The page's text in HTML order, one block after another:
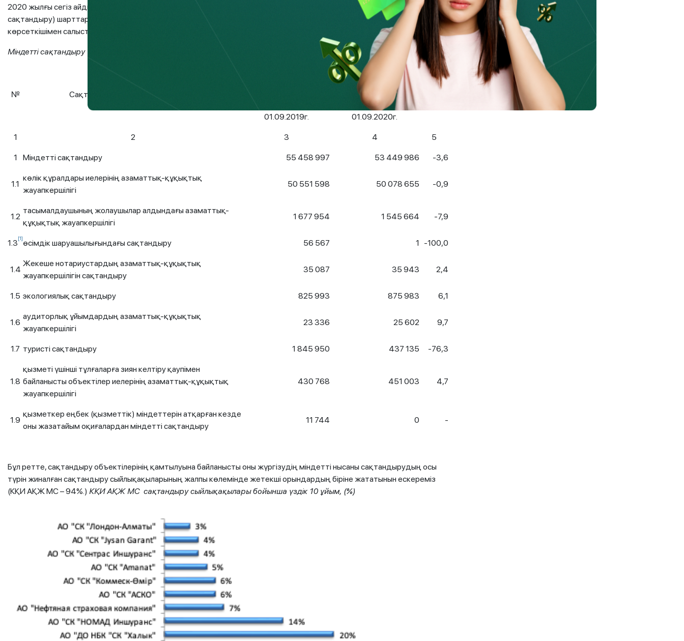
2020 жылғы сегіз айдың қорытындысы бойынша міндетті сақтандыру сыныптары бойынша сақтандыру (қайта
сақтандыру) шарттары бойынша қабылданған сақтандыру сыйлықақыларының жалпы көлемі өткен жылдың ұқсас
көрсеткішімен салыстырғанда 3,6%-ға азайып, 53 450 млн болды.
Міндетті сақтандыру түрлері бойынша сақтандыру сыйлықақыларының түсімі (мың теңге)
№ Сақтандыру сыныптарының атауы
Сақтандыру (қайта сақтандыру) шарттары
бойынша қабылданған сақтандыру
сыйлықақылары
өзгеріс,
01.09.2019г.
01.09.2020г.
1 2 3 4 5
1 Міндетті сақтандыру 55 458 997 53 449 986 -3,6
1.1
көлік құралдары иелерінің азаматтық-құқықтық
жауапкершілігі
50 551 598 50 078 655 -0,9
1.2
тасымалдаушының жолаушылар алдындағы азаматтық-
құқықтық жауапкершілігі
1 677 954 1 545 664 -7,9
1.3[1]өсімдік шаруашылығындағы сақтандыру 56 567 1 -100,0
1.4
Жекеше нотариустардың азаматтық-құқықтық
жауапкершiлiгiн сақтандыру
35 087 35 943 2,4
1.5 экологиялық сақтандыру 825 993 875 983 6,1
1.6
аудиторлық ұйымдардың азаматтық-құқықтық
жауапкершiлiгі
23 336 25 602 9,7
1.7 туристі сақтандыру 1 845 950 437 135 -76,3
1.8
қызметi үшiншi тұлғаларға зиян келтiру қаупiмен
байланысты объектiлер иелерiнiң азаматтық-құқықтық
жауапкершiлiгi
430 768 451 003 4,7
1.9
қызметкер еңбек (қызметтік) міндеттерін атқарған кезде
оны жазатайым оқиғалардан міндетті сақтандыру
11 744 0 -
Бұл ретте, сақтандыру объектілерінің қамтылуына байланысты оны жүргізудің міндетті нысаны сақтандырудың осы
түрін жиналған сақтандыру сыйлықақыларының жалпы көлемінде жетекші орындардың біріне жататынын ескереміз
(КҚИ АҚЖ МС – 94%.) КҚИ АҚЖ МС сақтандыру сыйлықақылары бойынша үздік 10 ұйым, (%)